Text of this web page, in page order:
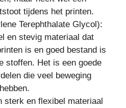
tijdens het printen.
Terephthalate Glycol):
en stevig materiaal dat
is en goed bestand is
stoffen. Het is een goede
die veel beweging
sterk en flexibel materiaal